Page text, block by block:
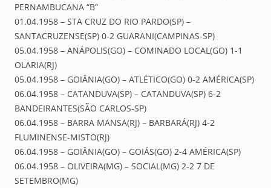
PERNAMBUCANA “B”
01.04.1958 – STA CRUZ DO RIO PARDO(SP) –
SANTACRUZENSE(SP) 0-2 GUARANI(CAMPINAS-SP)
05.04.1958 – ANÁPOLIS(GO) – COMINADO LOCAL(GO) 1-1
OLARIA(RJ)
05.04.1958 – GOIÂNIA(GO) – ATLÉTICO(GO) 0-2 AMÉRICA(SP)
06.04.1958 – CATANDUVA(SP) – CATANDUVA(SP) 6-2
BANDEIRANTES(SÃO CARLOS-SP)
06.04.1958 – BARRA MANSA(RJ) – BARBARÁ(RJ) 4-2
FLUMINENSE-MISTO(RJ)
06.04.1958 – GOIÂNIA(GO) – GOIÁS(GO) 2-4 AMÉRICA(SP)
06.04.1958 – OLIVEIRA(MG) – SOCIAL(MG) 2-2 7 DE
SETEMBRO(MG)